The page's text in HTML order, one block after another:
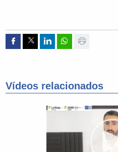
Compartir por Facebook
Compartir por Twitter
Compartir por
Compartir
Imprimir
Vídeos relacionados